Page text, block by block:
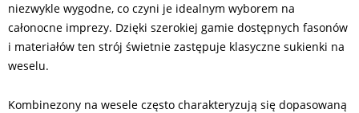
niezwykle wygodne, co czyni je idealnym wyborem na
całonocne imprezy. Dzięki szerokiej gamie dostępnych fasonów
i materiałów ten strój świetnie zastępuje klasyczne sukienki na
weselu.
Kombinezony na wesele często charakteryzują się dopasowaną